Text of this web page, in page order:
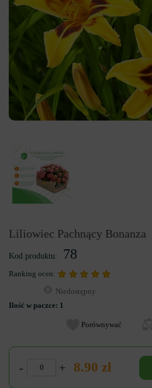
Liliowiec Pachnący Bonanza
Kod produktu: 78
Ranking ocen:
Niedostępny
Ilość w paczce: 1
Porównywać
- + 8.90 zł